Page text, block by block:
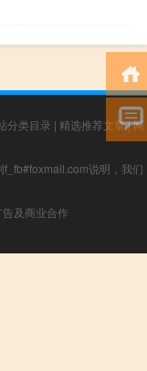
分类目录 | 精选推荐文章|网
说明，我们
及商业合作